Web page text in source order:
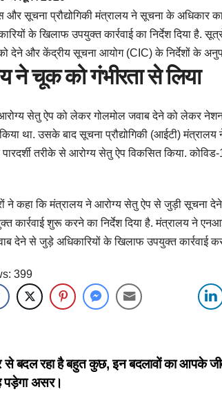
और सूचना प्रौद्योगिकी मंत्रालय ने सूचना के
के खिलाफ उपयुक्त कार्रवाई का निर्देश दिया
देने और केंद्रीय सूचना आयोग (CIC) के निर्देशों के
ने चूक को गंभीरता से लिया
सेतु ऐप को लेकर गोलमोल जवाब देने को लेकर
था. उसके बाद सूचना प्रौद्योगिकी (आईटी)
तरीके से आरोग्य सेतु ऐप विकसित किया.
ने कहा कि मंत्रालय ने आरोग्य सेतु ऐप से जुड़ी सूचना
कार्रवाई शुरू करने का निर्देश दिया है. मंत्रालय ने
देने से जुड़े अधिकारियों के खिलाफ उपयुक्त कार्रवाई
399
से बदल रहा है बहुत कुछ, इन बदलावों का आपके
पड़ेगा असर।